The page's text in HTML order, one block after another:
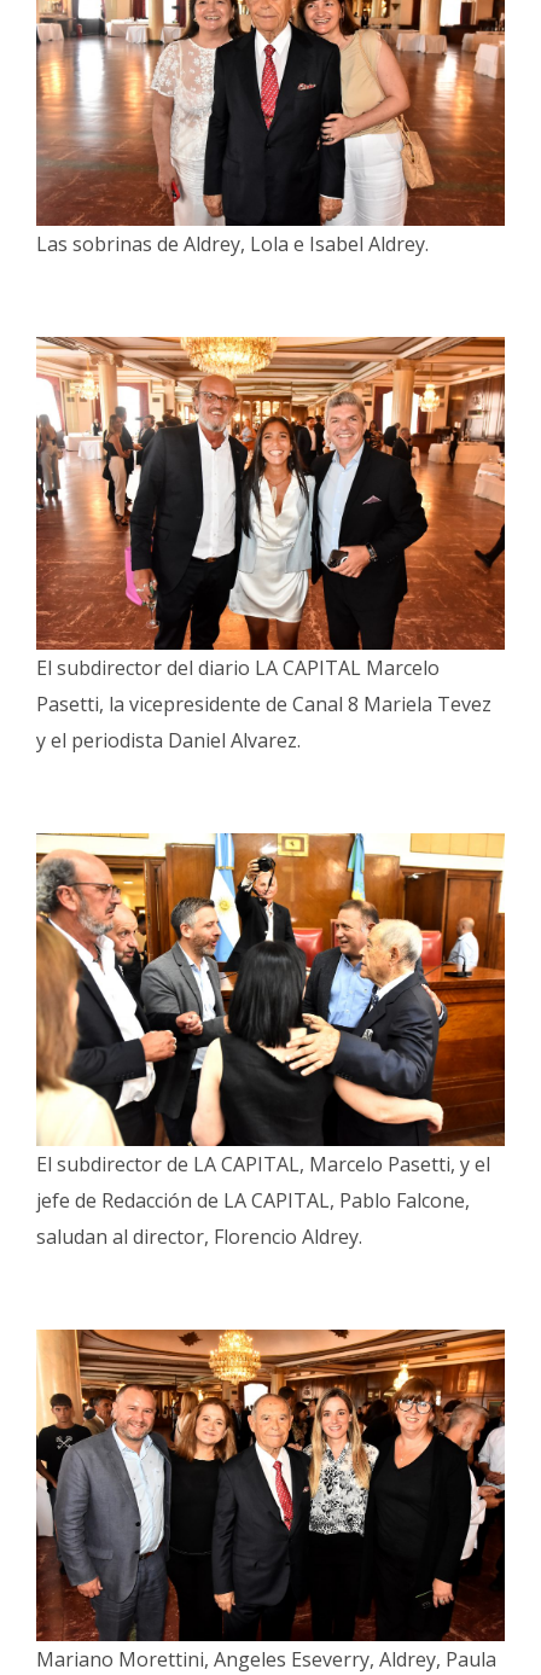
Las sobrinas de Aldrey, Lola e Isabel Aldrey.
El subdirector del diario LA CAPITAL Marcelo
Pasetti, la vicepresidente de Canal 8 Mariela Tevez
y el periodista Daniel Alvarez.
El subdirector de LA CAPITAL, Marcelo Pasetti, y el
jefe de Redacción de LA CAPITAL, Pablo Falcone,
saludan al director, Florencio Aldrey.
Mariano Morettini, Angeles Eseverry, Aldrey, Paula